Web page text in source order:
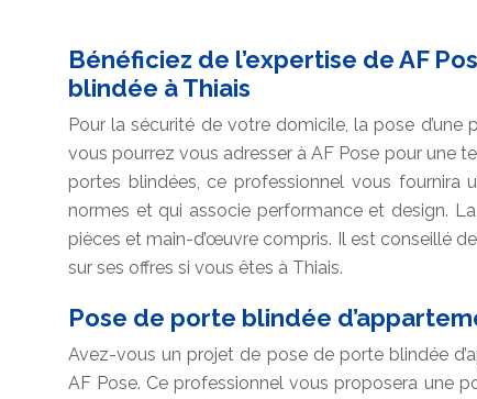
Bénéficiez de l’expertise de AF
blindée à Thiais
Pour la sécurité de votre domicile, la pose
vous pourrez vous adresser à AF Pose pour une
portes blindées, ce professionnel vous fournira
normes et qui associe performance et design.
pièces et main-d’œuvre compris. Il est conseillé
sur ses offres si vous êtes à Thiais.
Pose de porte blindée
Avez-vous un projet de pose de porte blindée
AF Pose. Ce professionnel vous proposera une